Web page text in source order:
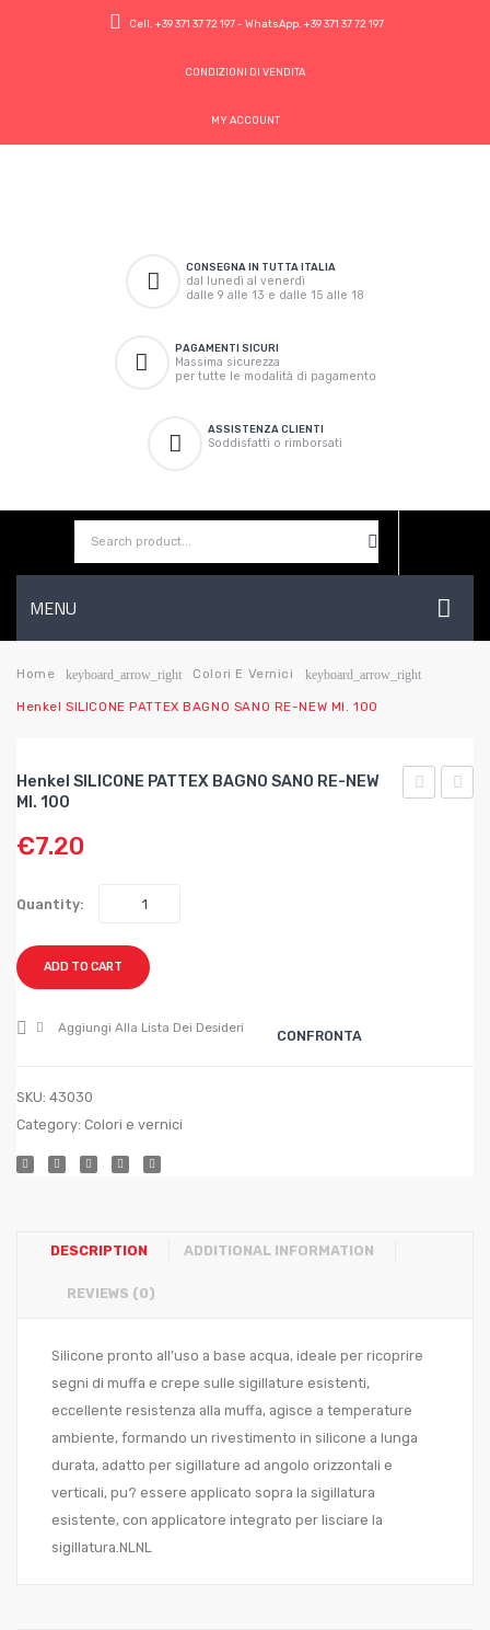
Cell. +39 371 37 72 197- WhatsApp. +39 371 37 72 197
CONDIZIONI DI VENDITA
MY ACCOUNT
CONSEGNA IN TUTTA ITALIA
dal lunedì al venerdì
dalle 9 alle 13 e dalle 15 alle 18
PAGAMENTI SICURI
Massima sicurezza
per tutte le modalità di pagamento
ASSISTENZA CLIENTI
Soddisfatti o rimborsati
MENU
HOME
AZIENDA
CONTATTI
WISHLIST
Home keyboard_arrow_right Colori E Vernici keyboard_arrow_right
Henkel SILICONE PATTEX BAGNO SANO RE-NEW Ml. 100
Henkel SILICONE PATTEX BAGNO SANO RE-NEW
Ml. 100
€7.20
Quantity:
ADD TO CART
Aggiungi Alla Lista Dei Desideri CONFRONTA
SKU: 43030
Category: Colori e vernici
DESCRIPTION ADDITIONAL INFORMATION
REVIEWS (0)
Silicone pronto all’uso a base acqua, ideale per ricoprire
segni di muffa e crepe sulle sigillature esistenti,
eccellente resistenza alla muffa, agisce a temperature
ambiente, formando un rivestimento in silicone a lunga
durata, adatto per sigillature ad angolo orizzontali e
verticali, pu? essere applicato sopra la sigillatura
esistente, con applicatore integrato per lisciare la
sigillatura.NLNL